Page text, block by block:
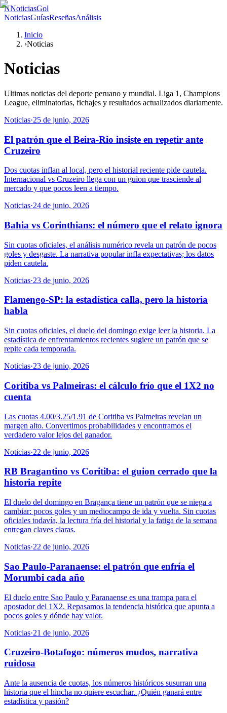
NNoticiasGol
NoticiasGuíasReseñasAnálisis
Inicio
›Noticias
Noticias
Ultimas noticias del deporte peruano y mundial. Liga 1, Champions
League, eliminatorias, fichajes y resultados actualizados diariamente.
Noticias·25 de junio, 2026
El patrón que el Beira-Rio insiste en repetir ante
Cruzeiro
Dos cuotas inflan al local, pero el historial reciente pide cautela.
Internacional vs Cruzeiro llega con un guion que trasciende al
mercado y que pocos leen a tiempo.
Noticias·24 de junio, 2026
Bahia vs Corinthians: el número que el relato ignora
Sin cuotas oficiales, el análisis numérico revela un patrón de pocos
goles y desgaste. La narrativa popular infla expectativas; los datos
piden cautela.
Noticias·23 de junio, 2026
Flamengo-SP: la estadística calla, pero la historia
habla
Sin cuotas oficiales, el duelo del domingo exige leer la historia. La
estadística de enfrentamientos recientes sugiere un patrón que se
repite cada temporada.
Noticias·23 de junio, 2026
Coritiba vs Palmeiras: el cálculo frío que el 1X2 no
cuenta
Las cuotas 4.00/3.25/1.91 de Coritiba vs Palmeiras revelan un
margen alto. Convertimos probabilidades y encontramos el
verdadero valor lejos del ganador.
Noticias·22 de junio, 2026
RB Bragantino vs Coritiba: el guion cerrado que la
historia repite
El duelo del domingo en Bragança tiene un patrón que se niega a
cambiar: pocos goles y un mediocampo de ida y vuelta. Sin cuotas
oficiales todavía, la lectura fría del historial y la fatiga de la semana
entregan claves claras.
Noticias·22 de junio, 2026
Sao Paulo-Paranaense: el patrón que enfría el
Morumbi cada año
El duelo entre Sao Paulo y Paranaense es una trampa para el
apostador del 1X2. Repasamos la tendencia histórica que apunta a
pocos goles y dónde hay valor.
Noticias·21 de junio, 2026
Cruzeiro-Botafogo: números mudos, narrativa
ruidosa
Ante la ausencia de cuotas, los números históricos susurran una
historia que el hincha no quiere escuchar. ¿Quién ganará entre
estadística y pasión?